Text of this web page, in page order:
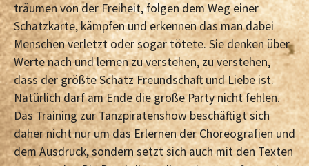
träumen von der Freiheit, folgen dem Weg einer
Schatzkarte, kämpfen und erkennen das man dabei
Menschen verletzt oder sogar tötete. Sie denken über
Werte nach und lernen zu verstehen, zu verstehen,
dass der größte Schatz Freundschaft und Liebe ist.
Natürlich darf am Ende die große Party nicht fehlen.
Das Training zur Tanzpiratenshow beschäftigt sich
daher nicht nur um das Erlernen der Choreografien und
dem Ausdruck, sondern setzt sich auch mit den Texten